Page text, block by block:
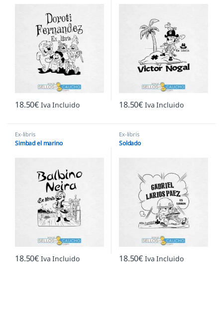
18.50€ Iva Incluido 18.50€ Iva Incluido
Ex-libris
Simbad el marino
18.50€ Iva Incluido
Ex-libris
Soldado
18.50€ Iva Incluido